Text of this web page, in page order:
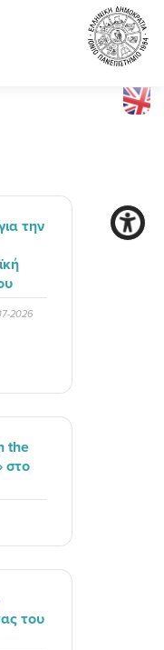
την
2026
the
στο
του